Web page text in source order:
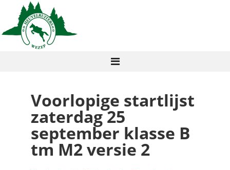
Voorlopige startlijst
zaterdag 25
september klasse B
tm M2 versie 2